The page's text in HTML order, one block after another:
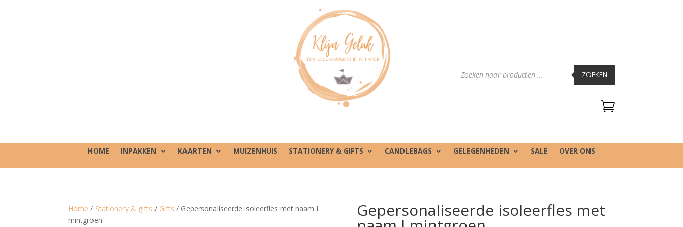
Producten
zoeken ZOEKEN

HOME INPAKKEN KAARTEN MUIZENHUIS STATIONERY & GIFTS CANDLEBAGS GELEGENHEDEN SALE OVER ONS
Home / Stationery & gifts / Gifts / Gepersonaliseerde isoleerfles met naam I
mintgroen
Gepersonaliseerde isoleerfles met